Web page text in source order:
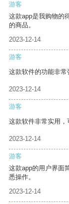
游客
这款app是我购物的
的商品。
2023-12-14
游客
这款软件的功能非常
2023-12-14
游客
这款软件非常实用，
2023-12-14
游客
这款app的用户界面
悉操作。
2023-12-14